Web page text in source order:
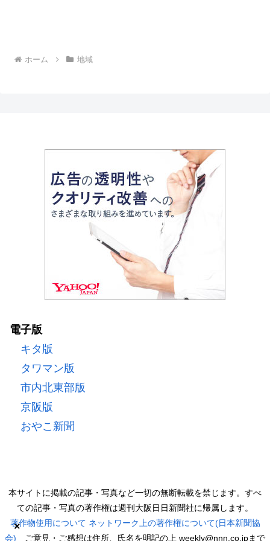
ホーム 地域
×
電子版
キタ版
タワマン版
市内北東部版
京阪版
おやこ新聞
本サイトに掲載の記事・写真など一切の無断転載を禁じます。すべ
ての記事・写真の著作権は週刊大阪日日新聞社に帰属します。
著作物使用について ネットワーク上の著作権について(日本新聞協
会) ご意見・ご感想は住所、氏名を明記の上 weekly@nnn.co.jpまで